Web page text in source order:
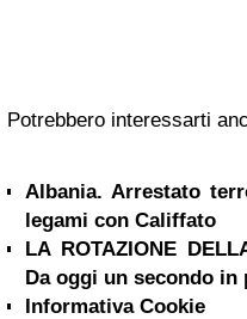
Potrebbero interessarti
Albania. Arrestato
legami con Califfato
LA ROTAZIONE
Da oggi un secondo in
Informativa Cookie